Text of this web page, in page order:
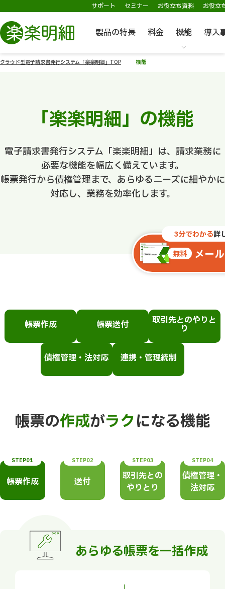
サポート セミナー お役立ち資料 お役立
製品の特長 料金 機能 導入
クラウド型電子請求書発行システム「楽楽明細」TOP 機能
「楽楽明細」の機能
電子請求書発行システム「楽楽明細」は、請求業務に
必要な機能を幅広く備えています。
帳票発行から債権管理まで、あらゆるニーズに細やかに
対応し、業務を効率化します。
3分でわかる詳
無料
メー
帳票作成 帳票送付 取引先とのやりと
り
債権管理・法対応 連携・管理統制
帳票の作成がラクになる機能
STEP01
帳票作成
STEP02
送付
STEP03
取引先との
やりとり
STEP04
債権管理・
法対応
あらゆる帳票を一括作成